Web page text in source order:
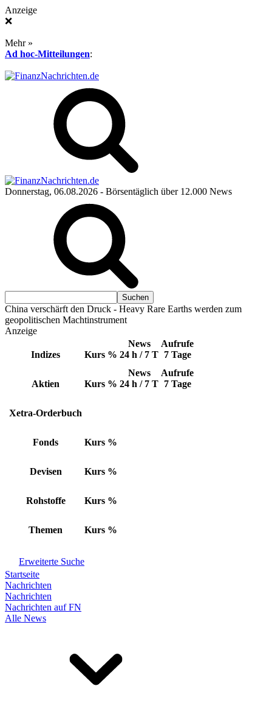
Anzeige
❌
Mehr »
Ad hoc-Mitteilungen:
Donnerstag, 06.08.2026 - Börsentäglich über 12.000 News
China verschärft den Druck - Heavy Rare Earths werden zum
geopolitischen Machtinstrument
Anzeige
Indizes Kurs %
News
24 h / 7 T
Aufrufe
7 Tage
Aktien Kurs %
News
24 h / 7 T
Aufrufe
7 Tage
Xetra-Orderbuch
Fonds Kurs %
Devisen Kurs %
Rohstoffe Kurs %
Themen Kurs %
Erweiterte Suche
Startseite
Nachrichten
Nachrichten
Nachrichten auf FN
Alle News